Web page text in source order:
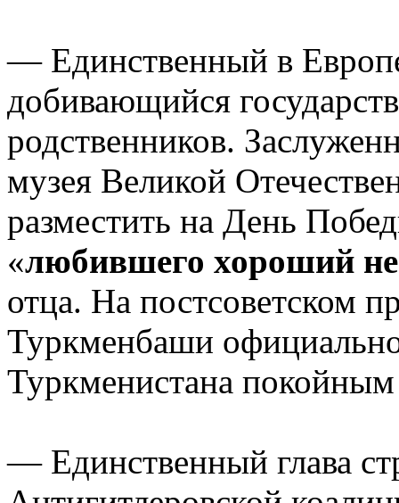
— Единственный в Европе
добивающийся
родственников.
музея Великой
разместить на День
«любившего хороший
отца. На постсоветском
Туркменбаши
Туркменистана
— Единственный глава